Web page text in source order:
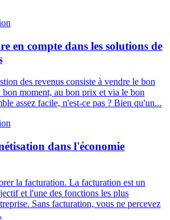
en compte dans les solutions de
des revenus consiste à vendre le bon
moment, au bon prix et via le bon
assez facile, n'est-ce pas ? Bien qu'un...
dans l'économie
la facturation. La facturation est un
et l'une des fonctions les plus
Sans facturation, vous ne percevez